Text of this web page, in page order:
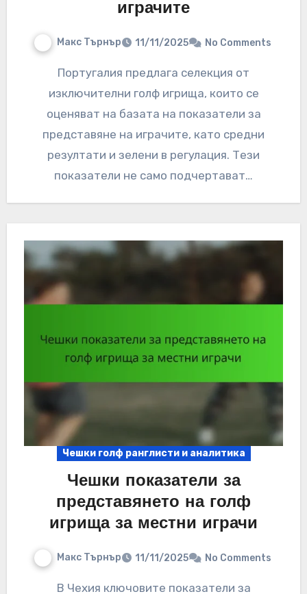
играчите
Макс Търнър 11/11/2025 No Comments
Португалия предлага селекция от
изключителни голф игрища, които се
оценяват на базата на показатели за
представяне на играчите, като средни
резултати и зелени в регулация. Тези
показатели не само подчертават…
Чешки голф ранглисти и аналитика
Чешки показатели за
представянето на голф
игрища за местни играчи
Макс Търнър 11/11/2025 No Comments
В Чехия ключовите показатели за